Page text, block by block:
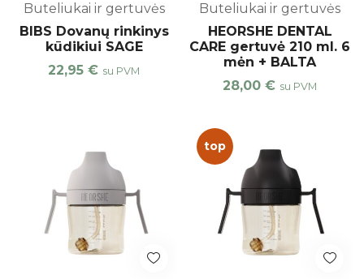
Buteliukai ir gertuvės
BIBS Dovanų rinkinys
kūdikiui SAGE
22,95€ su PVM
Buteliukai ir gertuvės
HEORSHE DENTAL
CARE gertuvė 210 ml. 6
mėn + BALTA
28,00€ su PVM
top